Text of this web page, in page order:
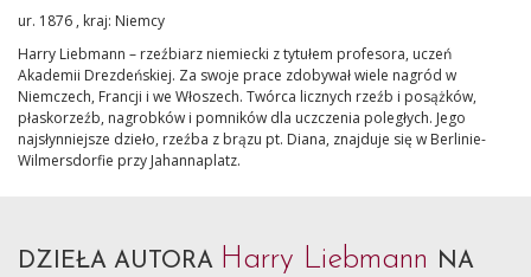
ur. 1876 , kraj: Niemcy
Harry Liebmann – rzeźbiarz niemiecki z tytułem profesora, uczeń
Akademii Drezdeńskiej. Za swoje prace zdobywał wiele nagród w
Niemczech, Francji i we Włoszech. Twórca licznych rzeźb i posążków,
płaskorzeźb, nagrobków i pomników dla uczczenia poległych. Jego
najsłynniejsze dzieło, rzeźba z brązu pt. Diana, znajduje się w Berlinie-
Wilmersdorfie przy Jahannaplatz.
DZIEŁA AUTORA Harry Liebmann NA